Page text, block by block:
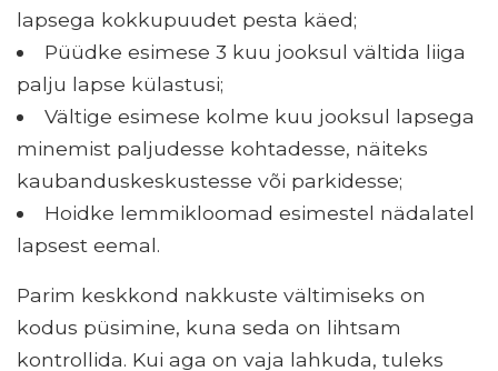
lapsega kokkupuudet pesta käed;
Püüdke esimese 3 kuu jooksul vältida liiga
palju lapse külastusi;
Vältige esimese kolme kuu jooksul lapsega
minemist paljudesse kohtadesse, näiteks
kaubanduskeskustesse või parkidesse;
Hoidke lemmikloomad esimestel nädalatel
lapsest eemal.
Parim keskkond nakkuste vältimiseks on
kodus püsimine, kuna seda on lihtsam
kontrollida. Kui aga on vaja lahkuda, tuleks